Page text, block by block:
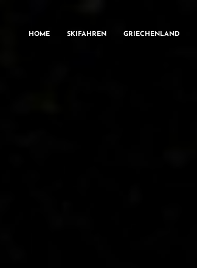
HOME SKIFAHREN GRIECHENLAND